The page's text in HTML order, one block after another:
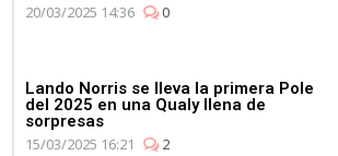
20/03/2025 14:36
0
Lando Norris se lleva la primera Pole
del 2025 en una Qualy llena de
sorpresas
15/03/2025 16:21
2